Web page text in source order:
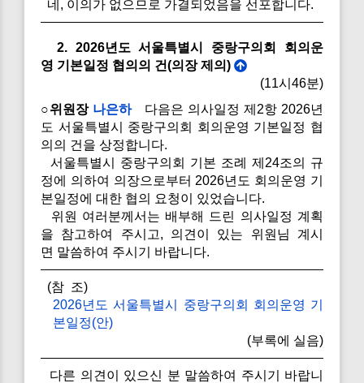
네, 이의가 없으므로 가결되었음을 선포합니다.
2. 2026년도 서울특별시 중랑구의회 회의운
영 기본일정 협의의 건(의장 제의)
(11시46분)
○위원장 나은하다음은 의사일정 제2항 2026년
도 서울특별시 중랑구의회 회의운영 기본일정 협
의의 건을 상정합니다.
서울특별시 중랑구의회 기본 조례 제24조의 규
정에 의하여 의장으로부터 2026년도 회의운영 기
본일정에 대한 협의 요청이 있었습니다.
위원 여러분께서는 배부해 드린 의사일정 계획
을 참고하여 주시고, 의견이 있는 위원님 계시
면 말씀하여 주시기 바랍니다.
(참 조)
2026년도 서울특별시 중랑구의회 회의운영 기
본일정(안)
(부록에 실음)
다른 의견이 있으신 분 말씀하여 주시기 바랍니